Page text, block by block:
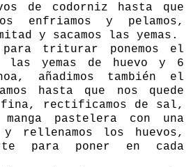
de codorniz hasta que
enfriamos y pelamos,
y sacamos las yemas.
para triturar ponemos el
las yemas de huevo y 6
añadimos también el
hasta que nos quede
rectificamos de sal,
manga pastelera con una
rellenamos los huevos,
para poner en cada